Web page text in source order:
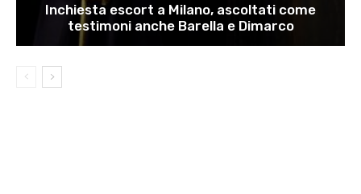
Inchiesta escort a Milano, ascoltati come
testimoni anche Barella e Dimarco